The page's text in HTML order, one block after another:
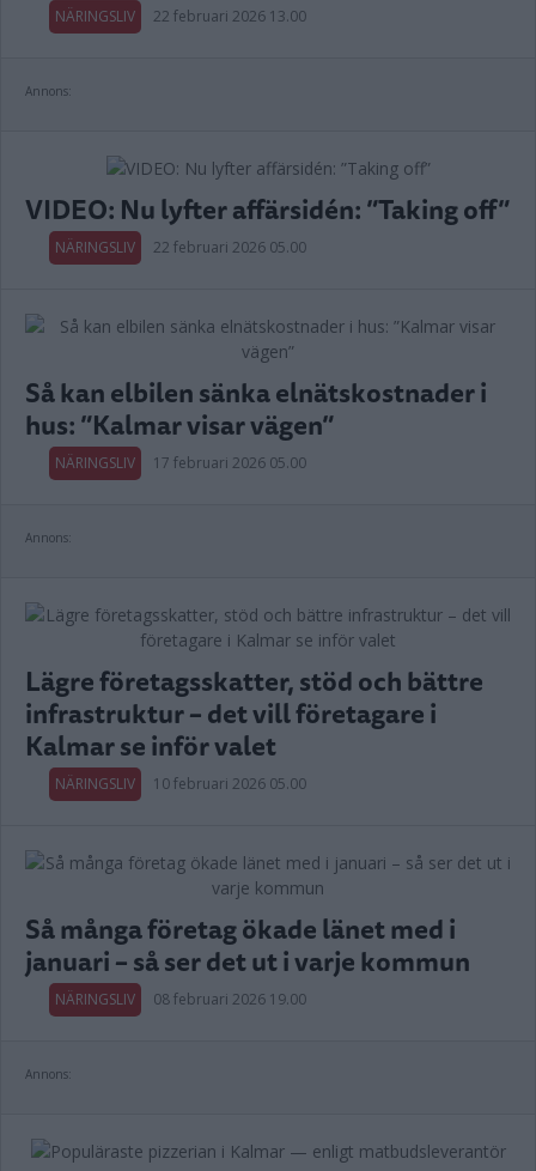
NÄRINGSLIV 22 februari 2026 13.00
Annons:
VIDEO: Nu lyfter affärsidén: ”Taking off”
NÄRINGSLIV 22 februari 2026 05.00
Så kan elbilen sänka elnätskostnader i
hus: ”Kalmar visar vägen”
NÄRINGSLIV 17 februari 2026 05.00
Annons:
Lägre företagsskatter, stöd och bättre
infrastruktur – det vill företagare i
Kalmar se inför valet
NÄRINGSLIV 10 februari 2026 05.00
Så många företag ökade länet med i
januari – så ser det ut i varje kommun
NÄRINGSLIV 08 februari 2026 19.00
Annons: